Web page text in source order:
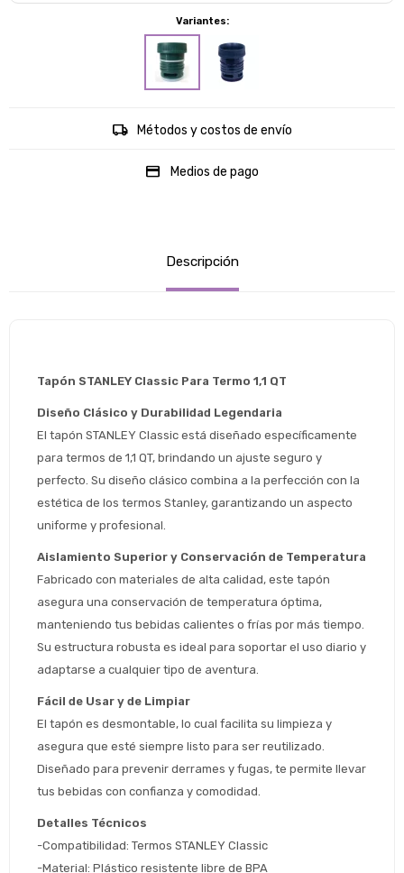
Variantes:
Métodos y costos de envío
Medios de pago
Descripción
Tapón STANLEY Classic Para Termo 1,1 QT
Diseño Clásico y Durabilidad Legendaria
El tapón STANLEY Classic está diseñado específicamente
para termos de 1,1 QT, brindando un ajuste seguro y
perfecto. Su diseño clásico combina a la perfección con la
estética de los termos Stanley, garantizando un aspecto
uniforme y profesional.
Aislamiento Superior y Conservación de Temperatura
Fabricado con materiales de alta calidad, este tapón
asegura una conservación de temperatura óptima,
manteniendo tus bebidas calientes o frías por más tiempo.
Su estructura robusta es ideal para soportar el uso diario y
adaptarse a cualquier tipo de aventura.
Fácil de Usar y de Limpiar
El tapón es desmontable, lo cual facilita su limpieza y
asegura que esté siempre listo para ser reutilizado.
Diseñado para prevenir derrames y fugas, te permite llevar
tus bebidas con confianza y comodidad.
Detalles Técnicos
-Compatibilidad: Termos STANLEY Classic
-Material: Plástico resistente libre de BPA
Después, hasta en 12
cuotas y sin tocar tu
tarjeta de crédito
Cédula de identidad
Celular
Día Mes Año
Estimado/a
Después.
que prefieras!
Elegí tus productos preferidos
Seleccioná Pago Después como metodo
Ups!
Parece que no tenes oferta, lamentamos
el inconveniente, por cualquier duda
contactanos en
preguntas@pagodespues.com.uy
¡Algo salió mal!
Por favor intenta nuevamente mas tarde.